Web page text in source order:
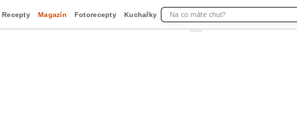
Reklama
Recepty Magazín Fotorecepty Kuchařky Na co máte chuť?